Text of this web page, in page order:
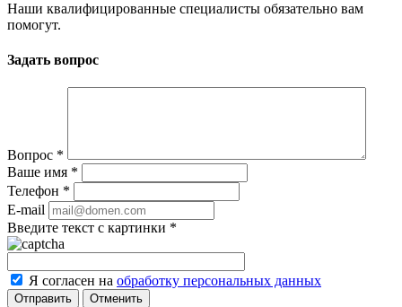
Наши квалифицированные специалисты обязательно вам
помогут.
Задать вопрос
Вопрос *
Ваше имя *
Телефон *
E-mail
Введите текст с картинки *
Я согласен на обработку персональных данных
Отменить